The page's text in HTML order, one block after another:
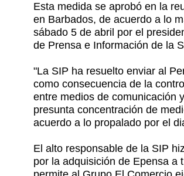
Esta medida se aprobó en la
en Barbados, de acuerdo a lo
sábado 5 de abril por el
de Prensa e Información de la
"La SIP ha resuelto enviar al
como consecuencia de la
entre medios de comunicación
presunta concentración de
acuerdo a lo propalado por el
El alto responsable de la SIP
por la adquisición de Epensa a